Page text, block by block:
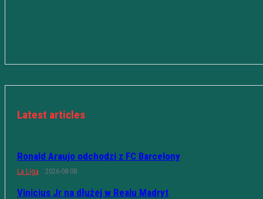
Latest articles
Ronald Araujo odchodzi z FC Barcelony
La Liga 2026-08-08
Vinicius Jr na dłużej w Realu Madryt